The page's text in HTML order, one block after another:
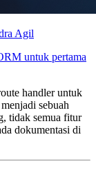
Agil
untuk pertama
handler untuk
sebuah
tidak semua fitur
dokumentasi di